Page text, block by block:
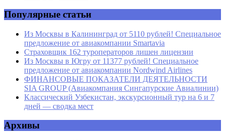
Популярные статьи
Из Москвы в Калининград от 5110 рублей! Специальное
предложение от авиакомпании Smartavia
Страховщик 162 туроператоров лишен лицензии
Из Москвы в Югру от 11377 рублей! Специальное
предложение от авиакомпании Nordwind Airlines
ФИНАНСОВЫЕ ПОКАЗАТЕЛИ ДЕЯТЕЛЬНОСТИ
SIA GROUP (Авиакомпания Сингапурские Авиалинии)
Классический Узбекистан, экскурсионный тур на 6 и 7
дней — сводка мест
Архивы